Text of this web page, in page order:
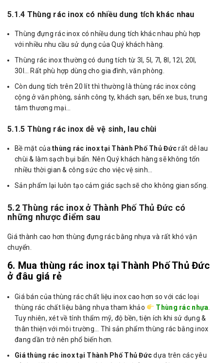
5.1.4 Thùng rác inox có nhiều dung tích khác nhau
Thùng đựng rác inox có nhiều dung tích khác nhau phù hợp
với nhiều nhu cầu sử dụng của Quý khách hàng.
Thùng rác inox thường có dung tích từ 3l, 5l, 7l, 8l, 12l, 20l,
30l… Rất phù hợp dùng cho gia đình, văn phòng.
Còn dung tích trên 20 lít thì thường là thùng rác inox công
cộng ở văn phòng, sảnh công ty, khách sạn, bến xe bus, trung
tâm thương mại…
5.1.5 Thùng rác inox dễ vệ sinh, lau chùi
Bề mặt củathùng rác inox tại Thành Phố Thủ Đứcrất dễ lau
chùi & làm sạch bụi bẩn. Nên Quý khách hàng sẽ không tốn
nhiều thời gian & công sức cho việc vệ sinh…
Sản phẩm lại luôn tạo cảm giác sạch sẽ cho không gian sống.
5.2 Thùng rác inox ở Thành Phố Thủ Đức có
những nhược điểm sau
Giá thành cao hơn thùng đựng rác bằng nhựa và rất khó vận
chuyển.
6. Mua thùng rác inox tại Thành Phố Thủ Đức
ở đâu giá rẻ
Giá bán của thùng rác chất liệu inox cao hơn so với các loại
thùng rác chất liệu bằng nhựa tham khảo
Thùng rác nhựa
Tuy nhiên, xét về tính thẩm mỹ, độ bền, tiện ích khi sử dụng &
thân thiện với môi trường… Thì sản phẩm thùng rác bằng inox
đang dần trở nên phổ biến hơn.
Giá thùng rác inox tại Thành Phố Thủ Đứcdựa trên các yêu